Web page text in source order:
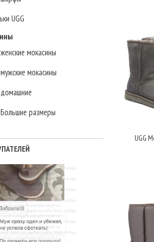
UGG
мокасины
мокасины
домашние
Большие размеры
г.Нижний Новгород
UGG